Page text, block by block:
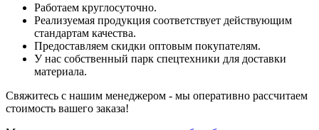
Работаем круглосуточно.
Реализуемая продукция соответствует действующим
стандартам качества.
Предоставляем скидки оптовым покупателям.
У нас собственный парк спецтехники для доставки
материала.
Свяжитесь с нашим менеджером - мы оперативно рассчитаем
стоимость вашего заказа!